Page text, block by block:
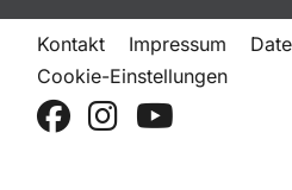
Kontakt Impressum
Cookie-Einstellungen